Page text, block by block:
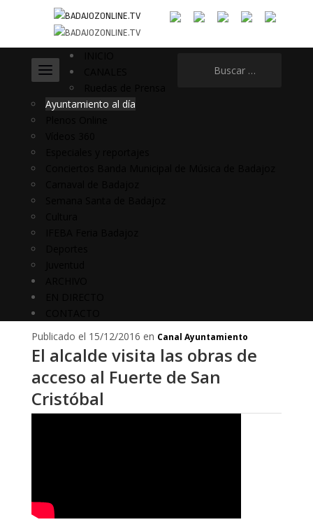
Ayuntamiento al día
Publicado el 15/12/2016 en Canal Ayuntamiento
El alcalde visita las obras de
acceso al Fuerte de San
Cristóbal